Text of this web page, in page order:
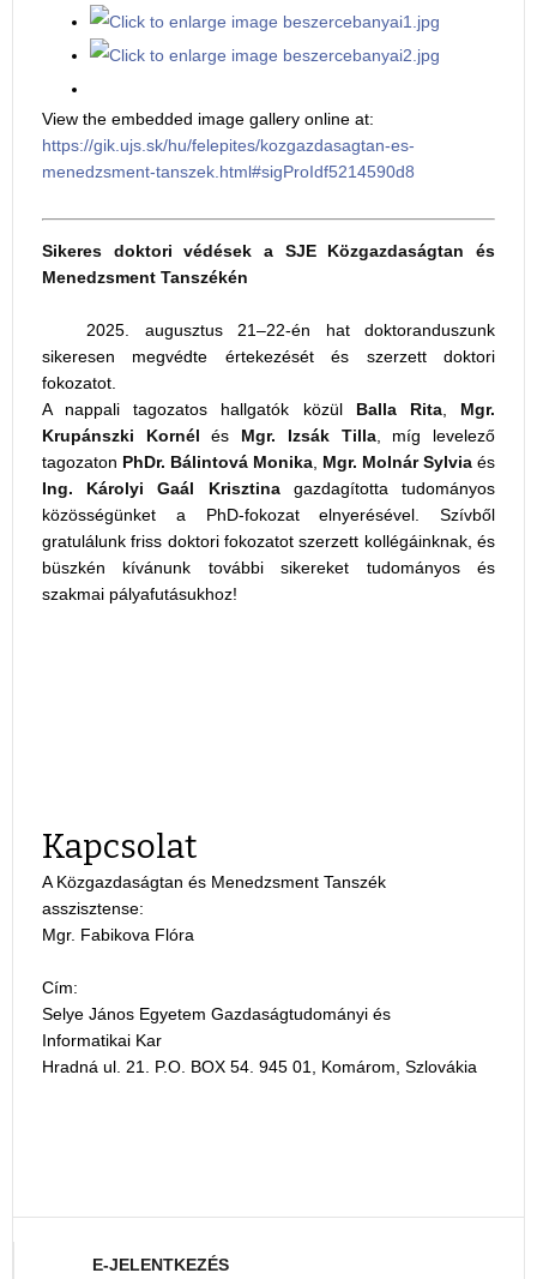
View the embedded image gallery online at:
https://gik.ujs.sk/hu/felepites/kozgazdasagtan-es-
menedzsment-tanszek.html#sigProIdf5214590d8
Sikeres doktori védések a SJE Közgazdaságtan és
Menedzsment Tanszékén
2025. augusztus 21–22-én hat doktoranduszunk
sikeresen megvédte értekezését és szerzett doktori
fokozatot.
A nappali tagozatos hallgatók közül Balla Rita, Mgr.
Krupánszki Kornél és Mgr. Izsák Tilla, míg levelező
tagozaton PhDr. Bálintová Monika Mgr. Molnár Sylvia és
Ing. Károlyi Gaál Krisztinagazdagította tudományos
közösségünket a PhD-fokozat elnyerésével. Szívből
gratulálunk friss doktori fokozatot szerzett kollégáinknak, és
büszkén kívánunk további sikereket tudományos és
szakmai pályafutásukhoz!
Kapcsolat
A Közgazdaságtan és Menedzsment Tanszék
asszisztense:
Mgr. Fabikova Flóra
Cím:
Selye János Egyetem Gazdaságtudományi és
Informatikai Kar
Hradná ul. 21. P.O. BOX 54. 945 01, Komárom, Szlovákia
E-JELENTKEZÉS